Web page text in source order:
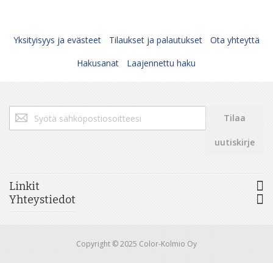
Yksityisyys ja evästeet Tilaukset ja palautukset
Ota yhteyttä
Hakusanat
Laajennettu haku
Tilaa
uutiskirjeemme:
Tilaa
uutiskirje
Linkit
Yhteystiedot
Copyright © 2025 Color-Kolmio Oy